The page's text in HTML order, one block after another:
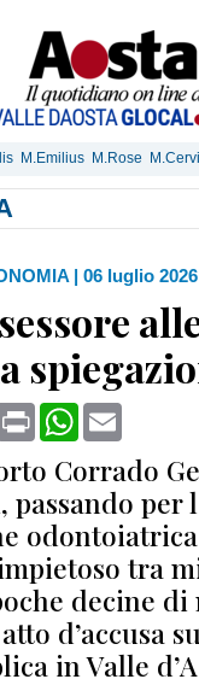
M.Emilius M.Rose
| 06 luglio
Print WhatsApp
Corrado
per
tra
decine
d’accusa
in Valle